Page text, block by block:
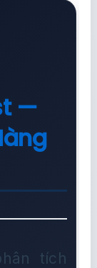
—
tích